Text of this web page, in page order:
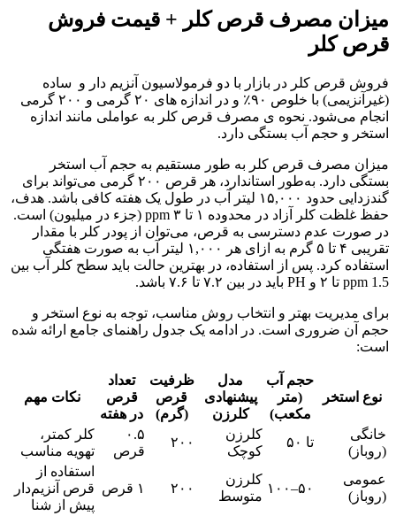
میزان مصرف قرص کلر + قیمت فروش
قرص کلر
فروش قرص‌ کلر در بازار با دو فرمولاسیون‌ آنزیم دار و ساده
(غیرآنزیمی) با خلوص ۹۰٪ و در اندازه‌ های ۲۰ گرمی و ۲۰۰ گرمی
انجام می‌شود. نحوه‌ ی مصرف قرص کلر به عواملی مانند اندازه
استخر و حجم آب بستگی دارد.
میزان مصرف قرص کلر به طور مستقیم به حجم آب استخر
بستگی دارد. به‌طور استاندارد، هر قرص ۲۰۰ گرمی می‌تواند برای
گندزدایی حدود ۱۵,۰۰۰ لیتر آب در طول یک هفته کافی باشد. هدف،
حفظ غلظت کلر آزاد در محدوده ۱ تا ۳ ppm (جزء در میلیون) است.
در صورت عدم دسترسی به قرص، می‌توان از پودر کلر با مقدار
تقریبی ۴ تا ۵ گرم به ازای هر ۱,۰۰۰ لیتر آب به صورت هفتگی
استفاده کرد. پس از استفاده، در بهترین حالت باید سطح کلر آب بین
ppm 1.5 تا ۲ و PH باید در بین ۷.۲ تا ۷.۶ باشد.
برای مدیریت بهتر و انتخاب روش مناسب، توجه به نوع استخر و
حجم آن ضروری است. در ادامه یک جدول راهنمای جامع ارائه شده
است:
نوع استخر
حجم آب
(متر
مکعب)
مدل
پیشنهادی
کلرزن
ظرفیت
قرص
(گرم)
تعداد
قرص
در هفته
نکات مهم
خانگی
(روباز)
تا ۵۰
کلرزن
کوچک
۲۰۰
۰.۵
قرص
کلر کمتر،
تهویه مناسب
عمومی
(روباز)
۵۰–۱۰۰
کلرزن
متوسط
۲۰۰ ۱ قرص
استفاده از
قرص آنزیم‌دار
پیش از شنا